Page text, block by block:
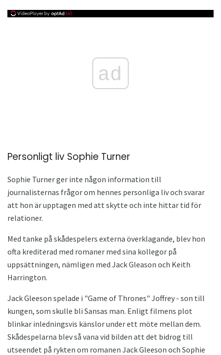
ad
Personligt liv Sophie Turner
Sophie Turner ger inte någon information till
journalisternas frågor om hennes personliga liv och svarar
att hon är upptagen med att skytte och inte hittar tid för
relationer.
Med tanke på skådespelers externa överklagande, blev hon
ofta krediterad med romaner med sina kollegor på
uppsättningen, nämligen med Jack Gleason och Keith
Harrington.
Jack Gleeson spelade i "Game of Thrones" Joffrey - son till
kungen, som skulle bli Sansas man. Enligt filmens plot
blinkar inledningsvis känslor under ett möte mellan dem.
Skådespelarna blev så vana vid bilden att det bidrog till
utseendet på rykten om romanen Jack Gleeson och Sophie